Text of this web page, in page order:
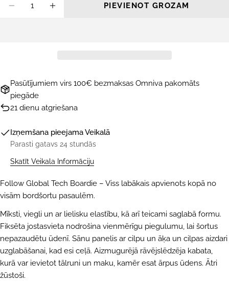
nav
PIEVIENOT GROZAM
Pasūtījumiem virs 100€ bezmaksas Omniva pakomāts
piegāde
21 dienu atgriešana
Izņemšana pieejamaVeikalā
Parasti gatavs 24 stundās
Skatīt Veikala Informāciju
Follow Global Tech Boardie – Viss labākais apvienots kopā no
visām bordšortu pasaulēm.
Mīksti, viegli un ar lielisku elastību, kā arī teicami saglabā formu.
Fiksēta jostasvieta nodrošina vienmērīgu piegulumu, lai šortus
nepazaudētu ūdenī. Sānu panelis ar cilpu un āķa un cilpas aizdari
uzglabāšanai, kad esi ceļā. Aizmugurējā rāvējslēdzēja kabata,
kurā var ievietot tālruni un maku, kamēr esat ārpus ūdens. Ātri
žūstoši.
DALĪTIES AR ŠO PRODUKTU
UZDOT JAUTĀJUMU
Jūsu
vārds
Jūsu
e-
pasts
Jūsu